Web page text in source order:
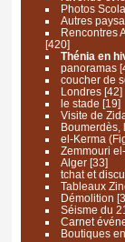
Photos
Autres
Rencontres
[420]
Thénia en
panoramas
coucher de
Londres[42]
le stade [19]
Visite de
Boumerdès,
el-Kerma
Zemmouri
Alger[33]
tchat et
Tableaux
Démolition
Séisme du
Carnet
Boutiques